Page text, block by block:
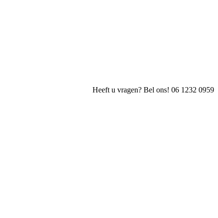
Heeft u vragen? Bel ons! 06 1232 0959